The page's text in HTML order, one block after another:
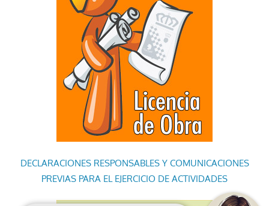
DECLARACIONES RESPONSABLES Y COMUNICACIONES
PREVIAS PARA EL EJERCICIO DE ACTIVIDADES